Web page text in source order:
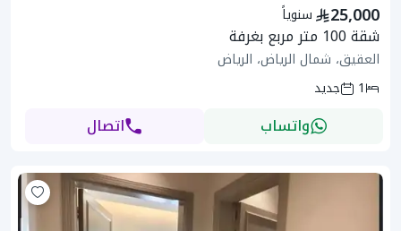
سنوياً 25,000
شقة 100 متر مربع بغرفة
العقيق، شمال الرياض، الرياض
1
جديد
واتساب اتصال